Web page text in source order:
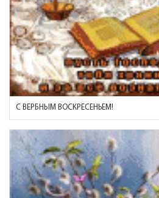
С ВЕРБНЫМ ВОСКРЕСЕНЬЕМ!